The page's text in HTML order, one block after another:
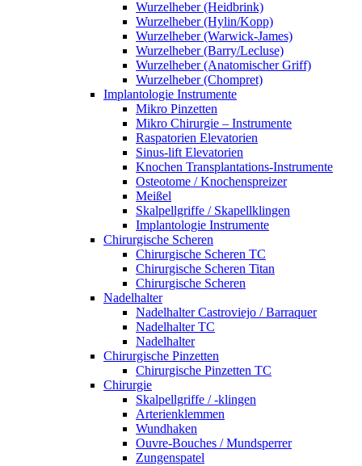
Wurzelheber (Heidbrink)
Wurzelheber (Hylin/Kopp)
Wurzelheber (Warwick-James)
Wurzelheber (Barry/Lecluse)
Wurzelheber (Anatomischer Griff)
Wurzelheber (Chompret)
Implantologie Instrumente
Mikro Pinzetten
Mikro Chirurgie – Instrumente
Raspatorien Elevatorien
Sinus-lift Elevatorien
Knochen Transplantations-Instrumente
Osteotome / Knochenspreizer
Meißel
Skalpellgriffe / Skapellklingen
Implantologie Instrumente
Chirurgische Scheren
Chirurgische Scheren TC
Chirurgische Scheren Titan
Chirurgische Scheren
Nadelhalter
Nadelhalter Castroviejo / Barraquer
Nadelhalter TC
Nadelhalter
Chirurgische Pinzetten
Chirurgische Pinzetten TC
Chirurgie
Skalpellgriffe / -klingen
Arterienklemmen
Wundhaken
Ouvre-Bouches / Mundsperrer
Zungenspatel